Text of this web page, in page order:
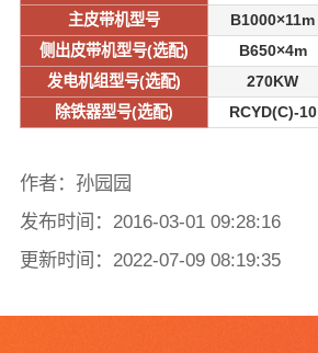
主皮带机型号
B1000×11m
侧出皮带机型号(选配)
B650×4m
发电机组型号(选配)
270KW
除铁器型号(选配)
RCYD(C)-10
作者：孙园园
发布时间：2016-03-01 09:28:16
更新时间：2022-07-09 08:19:35